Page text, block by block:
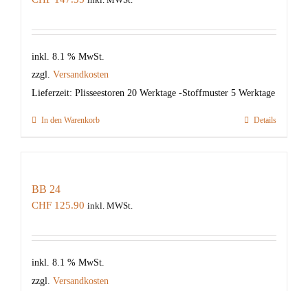
inkl. 8.1 % MwSt.
zzgl. Versandkosten
Lieferzeit: Plisseestoren 20 Werktage -Stoffmuster 5 Werktage
In den Warenkorb Details
BB 24
CHF 125.90 inkl. MWSt.
inkl. 8.1 % MwSt.
zzgl. Versandkosten